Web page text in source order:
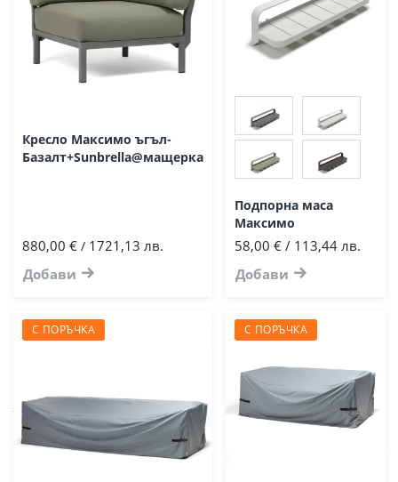
Кресло Максимо ъгъл-
Базалт+Sunbrella@мащерка
880,00 € / 1721,13 лв.
Добави
Подпорна маса
Максимо
58,00 € / 113,44 лв.
Добави
С ПОРЪЧКА С ПОРЪЧКА